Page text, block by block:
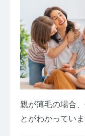
親が薄毛の場合
とがわかっていま